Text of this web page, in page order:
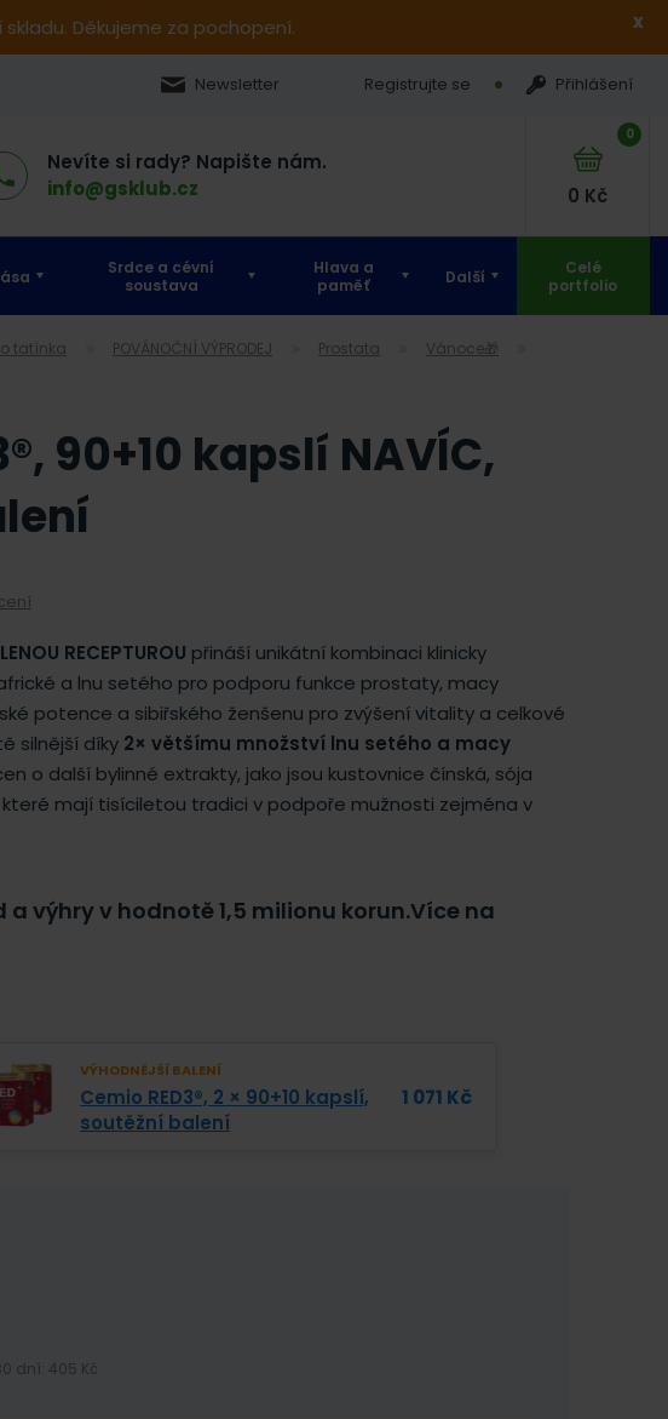
Děkujeme za pochopení. x
Newsletter Registrujte se Přihlášení
Nevíte si rady? Napište nám.
info@gsklub.cz
0
0 Kč
Srdce a cévní
soustava
Hlava a
paměť
Další
Celé
portfolio
tatínka POVÁNOČNÍ VÝPRODEJ Prostata
Vánoce🎁
90+10 kapslí NAVÍC,
RECEPTUROU přináší unikátní kombinaci klinicky
a lnu setého pro podporu funkce prostaty, macy
potence a sibiřského ženšenu pro zvýšení vitality a celkové
silnější díky 2× většímu množství lnu setého a macy
o další bylinné extrakty, jako jsou kustovnice čínská, sója
mají tisíciletou tradici v podpoře mužnosti zejména v
výhry v hodnotě 1,5 milionu korun.Více na
VÝHODNĚJŠÍ BALENÍ
Cemio RED3®, 2 × 90+10 kapslí,
soutěžní balení
1 071 Kč
dní: 405 Kč